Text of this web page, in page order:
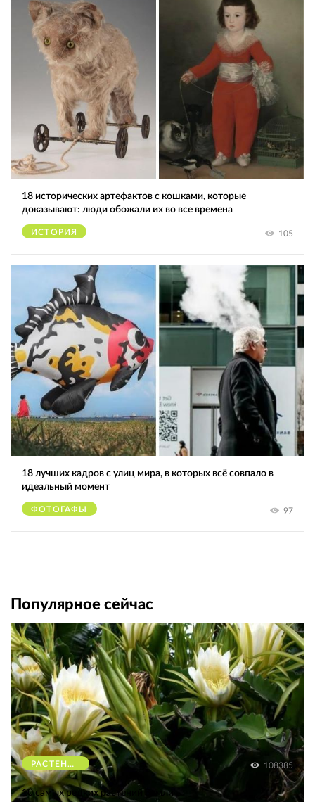
18 исторических артефактов с кошками, которые
доказывают: люди обожали их во все времена
ИСТОРИЯ 105
18 лучших кадров с улиц мира, в которых всё совпало в
идеальный момент
ФОТОГАФЫ 97
Популярное сейчас
РАСТЕНИЯ 108385
10 самых редких растений Земли